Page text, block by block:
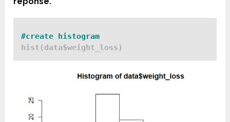
#create histogram